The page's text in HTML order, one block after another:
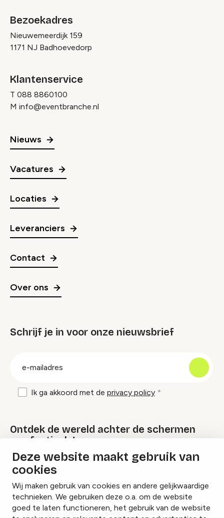
Deze website maakt gebruik van
cookies
Wij maken gebruik van cookies en andere gelijkwaardige
technieken. We gebruiken deze o.a. om de website
goed te laten functioneren, het gebruik van de website
Bezoekadres
Nieuwemeerdijk 159
1171 NJ Badhoevedorp
Klantenservice
T 088 8860100
M info@eventbranche.nl
Nieuws
Vacatures
Locaties
Leveranciers
Contact
Over ons
Schrijf je in voor onze nieuwsbrief
Ik ga akkoord met de privacy policy
Ontdek de wereld achter de schermen
van festivals!
Lees onze Festival Specials